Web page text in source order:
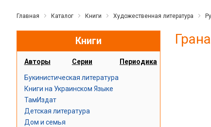
Главная Каталог Книги Художественная литература
Книги
Авторы Серии Периодика
Букинистическая литература
Книги на Украинском Языке
ТамИздат
Детская литература
Дом и семья